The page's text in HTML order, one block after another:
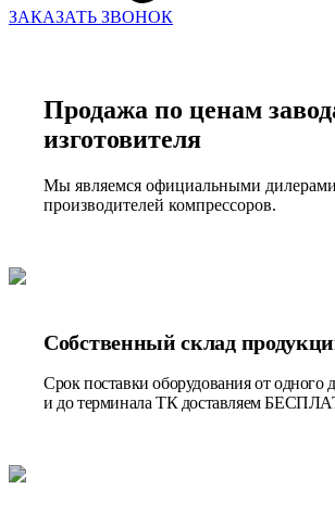
ЗАКАЗАТЬ ЗВОНОК
Продажа по ценам
изготовителя
Мы являемся официальными
производителей компрессоров.
Собственный склад
Срок поставки оборудования от одного
и до терминала ТК доставляем